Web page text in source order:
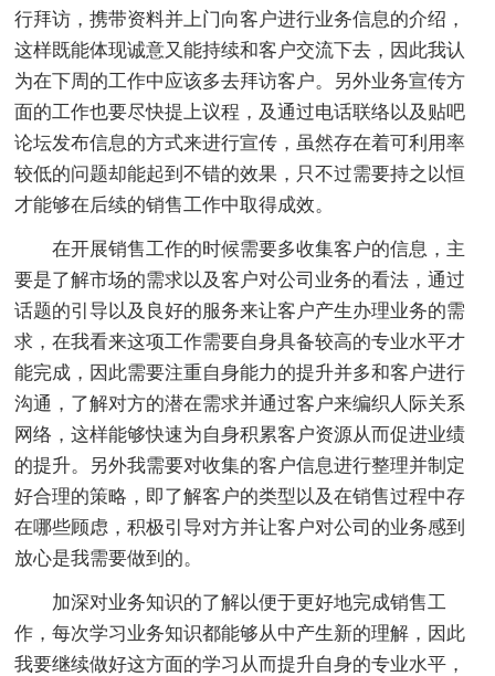
行拜访，携带资料并上门向客户进行业务信息的介绍，
这样既能体现诚意又能持续和客户交流下去，因此我认
为在下周的工作中应该多去拜访客户。另外业务宣传方
面的工作也要尽快提上议程，及通过电话联络以及贴吧
论坛发布信息的方式来进行宣传，虽然存在着可利用率
较低的问题却能起到不错的效果，只不过需要持之以恒
才能够在后续的销售工作中取得成效。
在开展销售工作的时候需要多收集客户的信息，主
要是了解市场的需求以及客户对公司业务的看法，通过
话题的引导以及良好的服务来让客户产生办理业务的需
求，在我看来这项工作需要自身具备较高的专业水平才
能完成，因此需要注重自身能力的提升并多和客户进行
沟通，了解对方的潜在需求并通过客户来编织人际关系
网络，这样能够快速为自身积累客户资源从而促进业绩
的提升。另外我需要对收集的客户信息进行整理并制定
好合理的策略，即了解客户的类型以及在销售过程中存
在哪些顾虑，积极引导对方并让客户对公司的业务感到
放心是我需要做到的。
加深对业务知识的了解以便于更好地完成销售工
作，每次学习业务知识都能够从中产生新的理解，因此
我要继续做好这方面的学习从而提升自身的专业水平，